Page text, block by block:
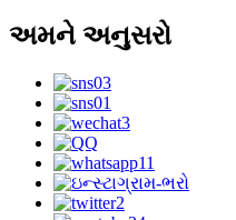
અમને અનુસરો